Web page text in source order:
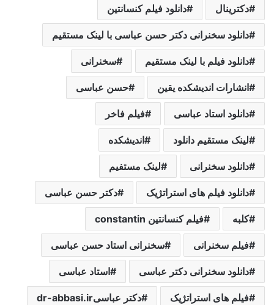
دکترینال دانلود فیلم کنسانتین
دانلود سخنرانی دکتر حسن عباسی با لینک مستقیم
دانلود فیلم با لینک مستقیم سخنرانی
انشارات اندیشکده یقین حسن عباسی
دانلود استاد عباسی فیلم فاخر
لینک مستقیم دانلود اندیشکده
دانلود سخنرانی لینک مستفیم
دانلود فیلم های استراتژیک دکتر حسن عباسی
کلبه فیلم کنسانتین constantin
فیلم سخنرانی سخنرانی استاد حسن عباسی
دانلود سخنرانی دکتر عباسی استاد عباسی
فیلم های استراتژیک دکتر عباسیdr-abbasi.ir